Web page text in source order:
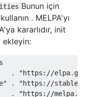
Bunun için
. MELPA'yı
kararlıdır, init
ekleyin:
. "https://
. "https://
. "https://